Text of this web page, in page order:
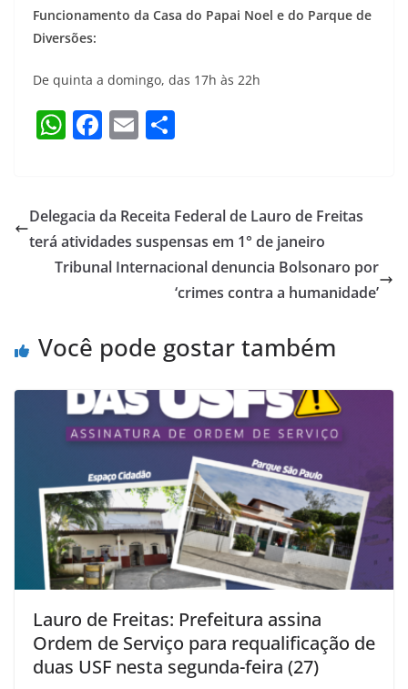
Funcionamento da Casa do Papai Noel e do Parque de
Diversões:
De quinta a domingo, das 17h às 22h
W
s
A
p
F
e
b
o
E
l e
Delegacia da Receita Federal de Lauro de Freitas
terá atividades suspensas em 1° de janeiro
Tribunal Internacional denuncia Bolsonaro por
‘crimes contra a humanidade’
Você pode gostar também
Lauro de Freitas: Prefeitura assina
Ordem de Serviço para requalificação de
duas USF nesta segunda-feira (27)